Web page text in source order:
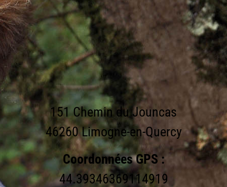
151 Chemin du Jouncas
46260 Limogne-en-Quercy
Coordonnées GPS :
44.39346369114919